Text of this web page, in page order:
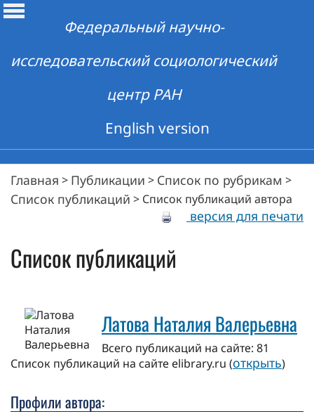
Федеральный научно-
исследовательский социологический
центр РАН
English version
Главная > Публикации > Список по рубрикам >
Список публикаций > Список публикаций автора
версия для печати
Список публикаций
Латова Наталия Валерьевна
Всего публикаций на сайте: 81
Cписок публикаций на сайте elibrary.ru (открыть)
Профили автора: